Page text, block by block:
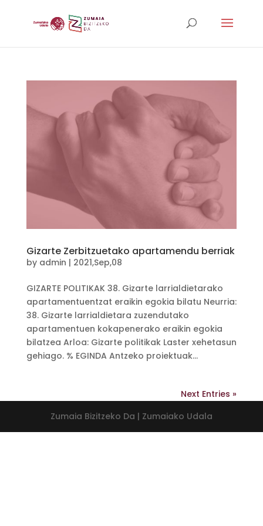
Gizarte Zerbitzuetako apartamendu berriak
by admin | 2021,Sep,08
GIZARTE POLITIKAK 38. Gizarte larrialdietarako
apartamentuentzat eraikin egokia bilatu Neurria:
38. Gizarte larrialdietara zuzendutako
apartamentuen kokapenerako eraikin egokia
bilatzea Arloa: Gizarte politikak Laster xehetasun
gehiago. % EGINDA Antzeko proiektuak...
Next Entries »
Zumaia Bizitzeko Da | Zumaiako Udala